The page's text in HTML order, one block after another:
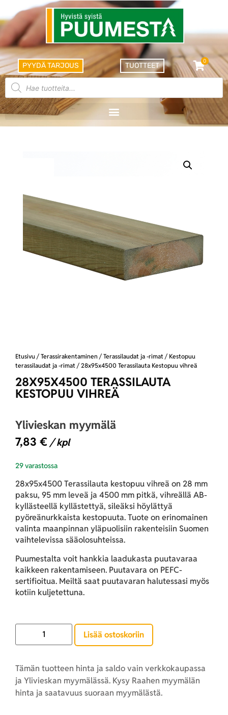
PYYDÄ TARJOUS TUOTTEET
0
Etusivu / Terassirakentaminen / Terassilaudat ja -rimat / Kestopuu
terassilaudat ja -rimat / 28x95x4500 Terassilauta Kestopuu vihreä
28X95X4500 TERASSILAUTA
KESTOPUU VIHREÄ
Ylivieskan myymälä
7,83 € / kpl
29 varastossa
28x95x4500 Terassilauta kestopuu vihreä on 28 mm
paksu, 95 mm leveä ja 4500 mm pitkä, vihreällä AB-
kyllästeellä kyllästettyä, sileäksi höylättyä
pyöreänurkkaista kestopuuta. Tuote on erinomainen
valinta maanpinnan yläpuolisiin rakenteisiin Suomen
vaihtelevissa sääolosuhteissa.
Puumestalta voit hankkia laadukasta puutavaraa
kaikkeen rakentamiseen. Puutavara on PEFC-
sertifioitua. Meiltä saat puutavaran halutessasi myös
kotiin kuljetettuna.
Lisää ostoskoriin
Tämän tuotteen hinta ja saldo vain verkkokaupassa
ja Ylivieskan myymälässä. Kysy Raahen myymälän
hinta ja saatavuus suoraan myymälästä.